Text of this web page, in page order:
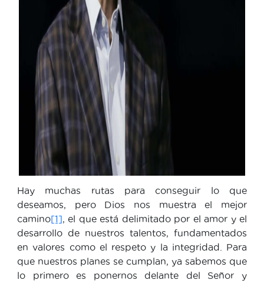
Hay muchas rutas para conseguir lo que
deseamos, pero Dios nos muestra el mejor
camino[1], el que está delimitado por el amor y el
desarrollo de nuestros talentos, fundamentados
en valores como el respeto y la integridad. Para
que nuestros planes se cumplan, ya sabemos que
lo primero es ponernos delante del Señor y